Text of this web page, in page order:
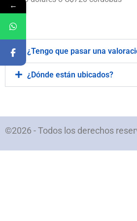
¿Tengo que pasar una
¿Dónde están ubicados?
©2026 - Todos los derechos
←